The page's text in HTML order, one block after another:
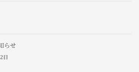
らせ
日